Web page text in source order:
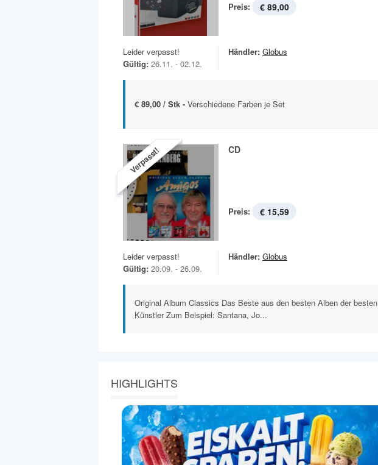
Preis: € 89,00
Leider verpasst!
Gültig: 26.11. - 02.12.
Händler: Globus
€ 89,00 / Stk - Verschiedene Farben je Set
Verpasst! CD
Preis: € 15,59
Leider verpasst!
Gültig: 20.09. - 26.09.
Händler: Globus
Original Album Classics Das Beste aus den besten Alben der besten
Künstler Zum Beispiel: Santana, Jo...
HIGHLIGHTS